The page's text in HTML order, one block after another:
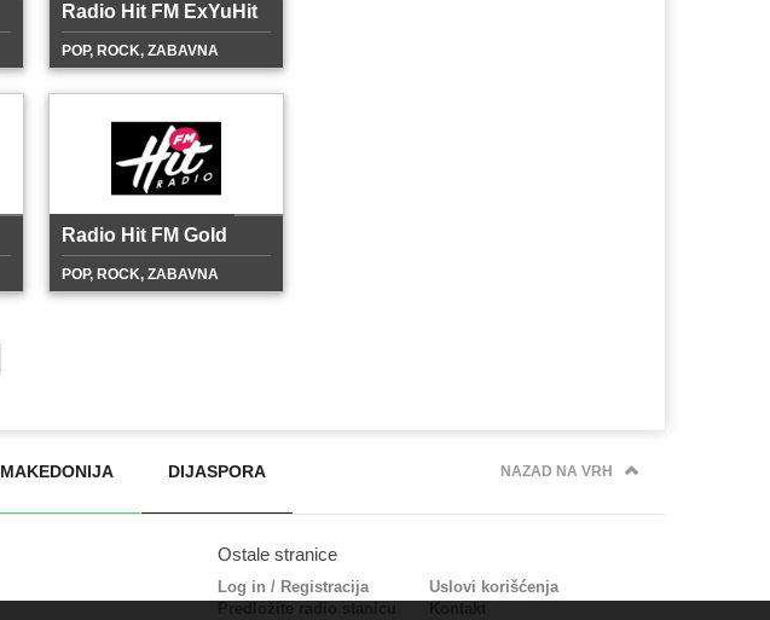
Radio Hit FM ExYuHit
POP, ROCK, ZABAVNA
Radio Hit FM Gold
POP, ROCK, ZABAVNA
MAKEDONIJA DIJASPORA NAZAD NA VRH
Ostale stranice
Log in / Registracija
Uslovi korišćenja